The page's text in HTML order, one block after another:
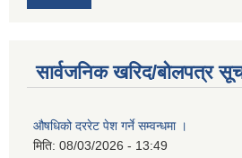
सार्वजनिक खरिद/बोलपत्र
औषधिको दररेट पेश गर्ने सम्वन्धमा ।
मिति: 08/03/2026 - 13:49